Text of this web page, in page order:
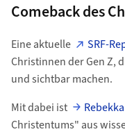
Comeback des
Eine aktuelle SRF-
Christinnen der Gen Z,
und sichtbar machen.
Mit dabei ist
Christentums" aus